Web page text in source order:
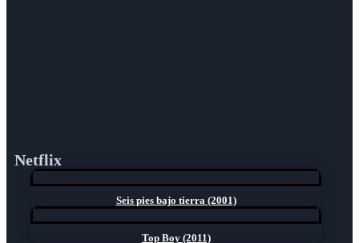
Netflix
Seis pies bajo tierra (2001)
Top Boy (2011)